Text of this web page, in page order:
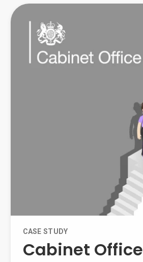
Cabinet Office
CASE STUDY